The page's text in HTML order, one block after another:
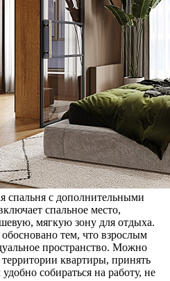
спальня с дополнительными
спальное место,
мягкую зону для отдыха.
тем, что взрослым
пространство. Можно
квартиры, принять
собираться на работу, не